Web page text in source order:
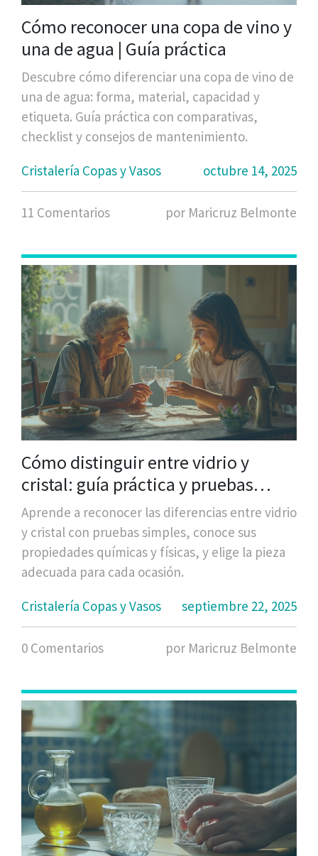
Cómo reconocer una copa de vino y
una de agua | Guía práctica
Descubre cómo diferenciar una copa de vino de
una de agua: forma, material, capacidad y
etiqueta. Guía práctica con comparativas,
checklist y consejos de mantenimiento.
Cristalería Copas y Vasos
octubre 14, 2025
11 Comentarios por Maricruz Belmonte
Cómo distinguir entre vidrio y
cristal: guía práctica y pruebas
caseras
Aprende a reconocer las diferencias entre vidrio
y cristal con pruebas simples, conoce sus
propiedades químicas y físicas, y elige la pieza
adecuada para cada ocasión.
Cristalería Copas y Vasos
septiembre 22, 2025
0 Comentarios por Maricruz Belmonte